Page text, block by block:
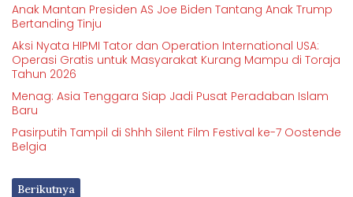
Anak Mantan Presiden AS Joe Biden Tantang Anak Trump
Bertanding Tinju
Aksi Nyata HIPMI Tator dan Operation International USA:
Operasi Gratis untuk Masyarakat Kurang Mampu di Toraja
Tahun 2026
Menag: Asia Tenggara Siap Jadi Pusat Peradaban Islam
Baru
Pasirputih Tampil di Shhh Silent Film Festival ke-7 Oostende
Belgia
Berikutnya